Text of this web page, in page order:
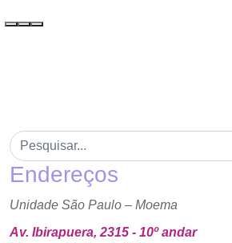
Endereços
Unidade São Paulo – Moema
Av. Ibirapuera, 2315 - 10º andar